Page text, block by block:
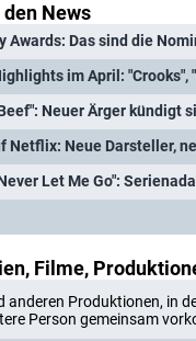
News
Awards: Das sind die
Neuer Ärger kündigt sich in Staffel 2 mit Oscar
Let Me Go": Serienadaption des Sci-Fi-Thrillers "Alles,
Filme,
anderen Produktionen, in
Person gemeinsam